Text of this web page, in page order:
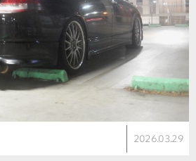
2026.03.29